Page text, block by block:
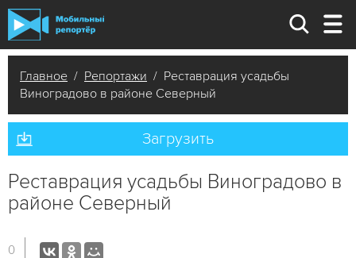
Главное / Репортажи / Реставрация усадьбы
Виноградово в районе Северный
Загрузить
Реставрация усадьбы Виноградово в
районе Северный
0